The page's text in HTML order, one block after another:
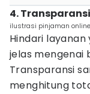
4.
ilustrasi pinjaman
Hindari
jelas mengenai
Transparansi
menghitung